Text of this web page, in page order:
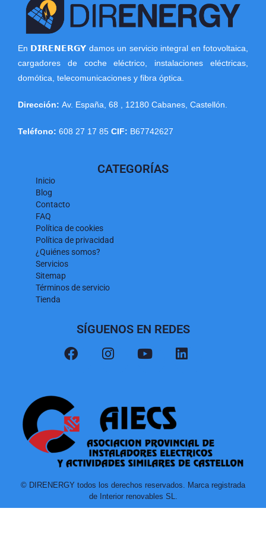
En 𝗗𝗜𝗥𝗘𝗡𝗘𝗥𝗚𝗬 damos un servicio integral en fotovoltaica,
cargadores de coche eléctrico, instalaciones eléctricas,
domótica, telecomunicaciones y fibra óptica.
Dirección: Av. España, 68 12180 Cabanes Castellón
Teléfono: 608 27 17 85 CIF: B67742627
CATEGORÍAS
Inicio
Blog
Contacto
FAQ
Política de cookies
Política de privacidad
¿Quiénes somos?
Servicios
Sitemap
Términos de servicio
Tienda
SÍGUENOS EN REDES
© DIRENERGY todos los derechos reservados. Marca registrada
de Interior renovables SL.